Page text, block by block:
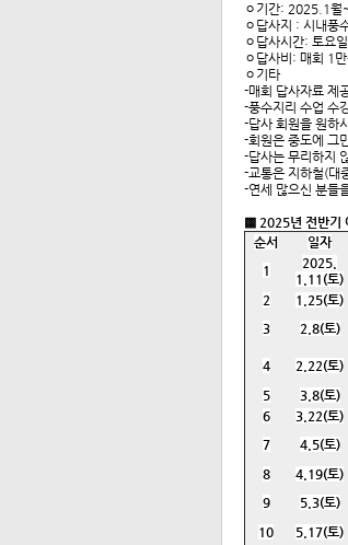
ㅇ기간: 2025.1월
ㅇ답사지 : 시내풍
ㅇ답사시간: 토요
ㅇ답사비: 매회 1
ㅇ기타
-매회 답사자료 제
-풍수지리 수업 수
-답사 회원을 원하
-회원은 중도에 그
-답사는 무리하지
-교통은 지하철(대
-연세 많으신 분들
▩ 2025년 전반기
순서
일자
1
2025.
1.11(토)
2
1.25(토)
3
2.8(토)
4
2.22(토)
5
3.8(토)
6
3.22(토)
7
4.5(토)
8
4.19(토)
9
5.3(토)
10
5.17(토)